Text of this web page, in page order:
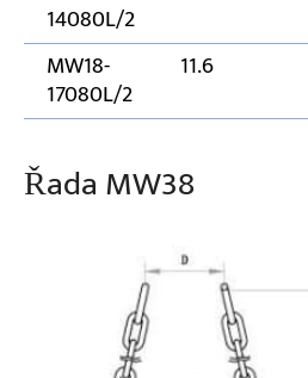
14080L/2
MW18-
17080L/2
11.6
Řada MW38